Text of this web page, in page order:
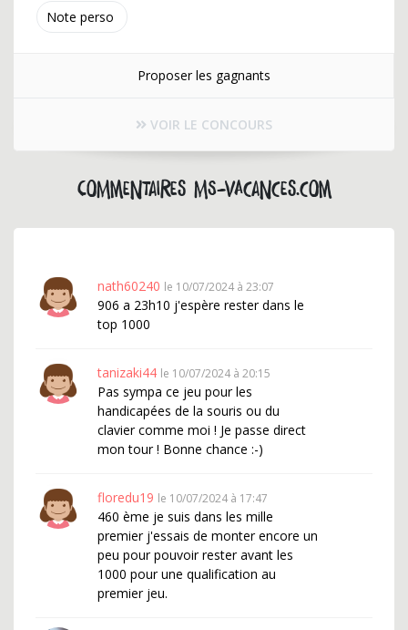
Note perso
Proposer les gagnants
VOIR LE CONCOURS
Commentaires ms-vacances.com
nath60240 le 10/07/2024 à 23:07
906 a 23h10 j'espère rester dans le
top 1000
tanizaki44 le 10/07/2024 à 20:15
Pas sympa ce jeu pour les
handicapées de la souris ou du
clavier comme moi ! Je passe direct
mon tour ! Bonne chance :-)
floredu19 le 10/07/2024 à 17:47
460 ème je suis dans les mille
premier j'essais de monter encore un
peu pour pouvoir rester avant les
1000 pour une qualification au
premier jeu.